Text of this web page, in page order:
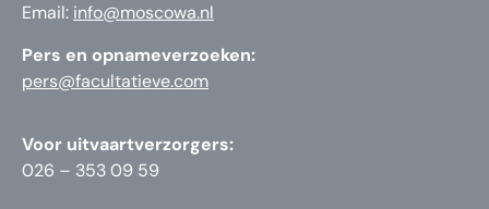
Email: info@moscowa.nl
Pers en opnameverzoeken:
pers@facultatieve.com
Voor uitvaartverzorgers:
026 – 353 09 59